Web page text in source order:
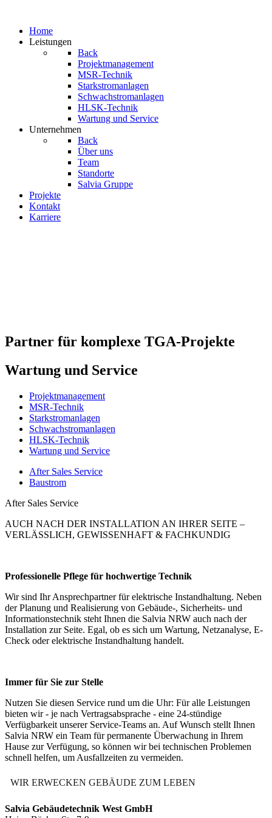
Home
Leistungen
Back
Projektmanagement
MSR-Technik
Starkstromanlagen
Schwachstromanlagen
HLSK-Technik
Wartung und Service
Unternehmen
Back
Über uns
Team
Standorte
Salvia Gruppe
Projekte
Kontakt
Karriere
Partner für komplexe TGA-Projekte
Wartung und Service
Projektmanagement
MSR-Technik
Starkstromanlagen
Schwachstromanlagen
HLSK-Technik
Wartung und Service
After Sales Service
Baustrom
After Sales Service
AUCH NACH DER INSTALLATION AN IHRER SEITE –
VERLÄSSLICH, GEWISSENHAFT & FACHKUNDIG
Professionelle Pflege für hochwertige Technik
Wir sind Ihr Ansprechpartner für elektrische Instandhaltung. Neben
der Planung und Realisierung von Gebäude-, Sicherheits- und
Informationstechnik steht Ihnen die Salvia NRW auch nach der
Installation zur Seite. Egal, ob es sich um Wartung, Netzanalyse, E-
Check oder elektrische Instandhaltung handelt.
Immer für Sie zur Stelle
Nutzen Sie diesen Service rund um die Uhr: Für alle Leistungen
bieten wir - je nach Vertragsabsprache - eine 24-stündige
Verfügbarkeit unserer Service-Teams an. Auf Wunsch stellt Ihnen
Salvia NRW ein Team für permanente Überwachung in Ihrem
Hause zur Verfügung, so können wir bei technischen Problemen
schnell helfen, um Ausfallzeiten zu vermeiden.
WIR ERWECKEN GEBÄUDE ZUM LEBEN
Salvia Gebäudetechnik West GmbH